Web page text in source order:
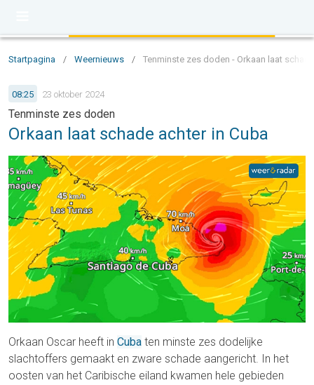
Startpagina / Weernieuws / Tenminste zes doden - Orkaan laat
08:25 23 oktober 2024
Tenminste zes doden
Orkaan laat schade achter in Cuba
Orkaan Oscar heeft in Cuba ten minste zes dodelijke
slachtoffers gemaakt en zware schade aangericht. In het
oosten van het Caribische eiland kwamen hele gebieden